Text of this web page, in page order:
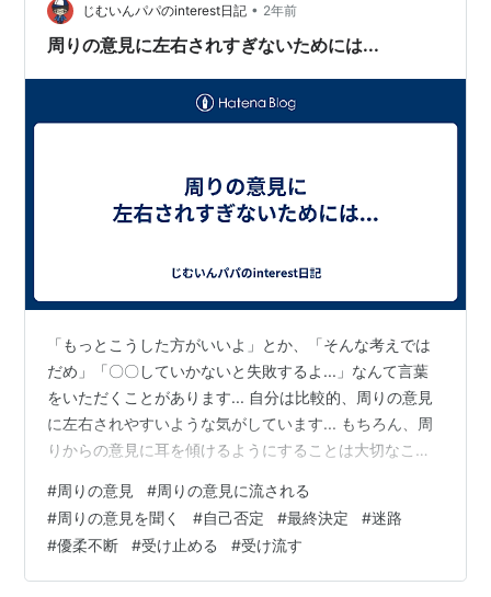
じむいんパパのinterest日記 • 2年前
周りの意見に左右されすぎないためには...
「もっとこうした方がいいよ」とか、「そんな考えでは
だめ」「〇〇していかないと失敗するよ...」なんて言葉
をいただくことがあります... 自分は比較的、周りの意見
に左右されやすいような気がしています... もちろん、周
りからの意見に耳を傾けるようにすることは大切なこ
せてくれるから... でも、あまりにも周りの意見や考えに
左右されて、自分の意見や考えを１００％変えてしまっ
たり、自己否定してしまうことがないようにすることも
大切なはずですよね... 自分の考えを否定されたときなん
#周りの意見 #周りの意見に流される
#周りの意見を聞く #自己否定 #最終決定 #迷路
#優柔不断 #受け止める #受け流す